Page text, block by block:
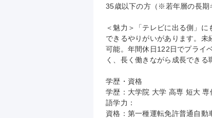
35歳以下の方（※若年層の長期
＜魅力＞「テレビに出る側」
できるやりがいがあります。
可能。年間休日122日でプライ
く、長く働きながら成長できる
学歴・資格
学歴：大学院 大学 高専 短大 専
語学力：
資格：第一種運転免許普通自動